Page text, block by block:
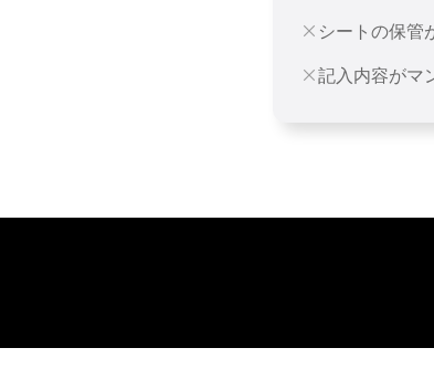
シートの保管
記入内容がマ